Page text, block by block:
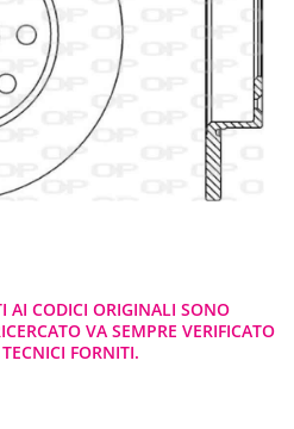
AI CODICI ORIGINALI SONO
VA SEMPRE VERIFICATO
FORNITI.